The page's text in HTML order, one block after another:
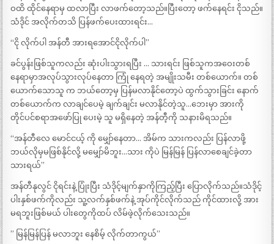
ဝထိ ထိုင်နေရာမှ ထလာပြီး လာဖက်တော့သည်။ပြီးတော့ ဖက်နေရင်း ငိုသည်။
သံဒိုင် အလိုက်တသိ ပြန်ဖက်ပေးထားရင်း…
“ငို လိုက်ပါ အန်တီ အားရအောင်ငိုလိုက်ပါ”
ခင်ပွန်းဖြစ်သူကလည်း ဆုံးပါးသွားရပြီး … သားရင်း ဖြစ်သူကအဝေးတစ်
နေရာမှာအလုပ်သွားလုပ်နေတာ ကြုံ နေရတဲ့ အမျိုးသမီး တစ်ယောက်။ တစ်
ယောက်သောသူ က ဘယ်တော့မှ ပြန်မလာနိုင်တော့ပဲ ထွက်သွားခြင်း နောက်
တစ်ယောက်က လာချင်ပေမဲ့ ချက်ချင်း မလာနိုင်တဲ့သူ…ဘေးမှာ အားကို
တိုင်ပင်စရာအဖော်ပြု ပေးမဲ့ သူ မရှိနေတဲ့ အန်တီ့ကို သနားမိရသည်။
“အန်တီလေ မောင်ငယ့် ကို မျှော်နေတာ… အိမ်က သားကလည်း ပြန်လာဖို့
ဘယ်လိုမှမဖြစ်နိုင်လို့ မမျှော်မိဘူး…သား ကိုပဲ မြန်မြန် ပြန်လာစေချင်ခဲ့တာ
သားရယ်”
အန်တီနုလွင် ငိုရင်းနဲ့ ပြုံးပြီး သံဒိုင့်မျက်နှာကိုကြည့်ပြီး ပြောလိုက်သည်။သံဒိုင့်
ပါးနှစ်ဖက်ကိုလည်း သူ့လက်နှစ်ဖက်နဲ့ အုပ်ကိုင်လိုက်သည် ကိုင်ထားလို့ အား
မရဘူးဖြစ်မယ် ပါးတွေကိုထပ် လိမ်ဖဲ့လိုက်သေးသည်။
” မြန်မြန်ပြန် မလာဘူး နေစိမ့် လိုက်တာကွယ်”